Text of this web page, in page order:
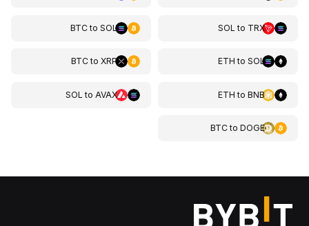
SOL to TRX
BTCtoSOL
ETH toSOL
BTCtoXRP
ETH toBNB
SOL toAVAX
BTCtoDOGE